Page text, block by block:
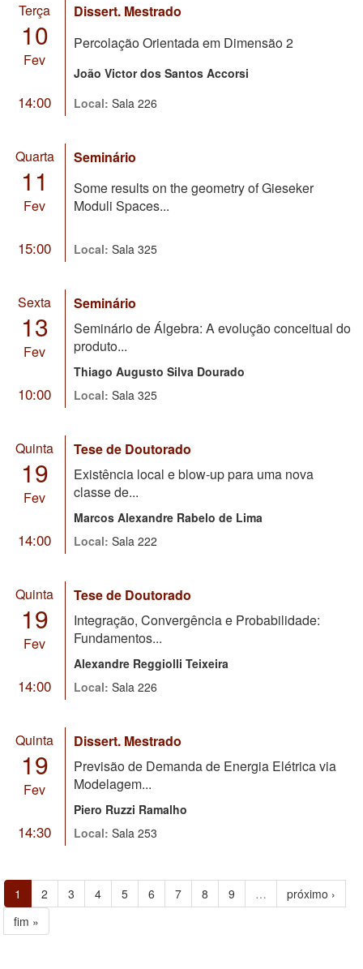
Terça
10
Fev
14:00
Dissert. Mestrado
Percolação Orientada em Dimensão 2
João Victor dos Santos Accorsi
Local: Sala 226
Quarta
11
Fev
15:00
Seminário
Some results on the geometry of Gieseker
Moduli Spaces...
Local: Sala 325
Sexta
13
Fev
10:00
Seminário
Seminário de Álgebra: A evolução conceitual do
produto...
Thiago Augusto Silva Dourado
Local: Sala 325
Quinta
19
Fev
14:00
Tese de Doutorado
Existência local e blow-up para uma nova
classe de...
Marcos Alexandre Rabelo de Lima
Local: Sala 222
Quinta
19
Fev
14:00
Tese de Doutorado
Integração, Convergência e Probabilidade:
Fundamentos...
Alexandre Reggiolli Teixeira
Local: Sala 226
Quinta
19
Fev
14:30
Dissert. Mestrado
Previsão de Demanda de Energia Elétrica via
Modelagem...
Piero Ruzzi Ramalho
Local: Sala 253
1 2 3 4 5 6 7 8 9 …
próximo ›
fim »